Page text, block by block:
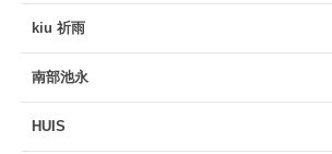
kiu 祈雨
南部池永
HUIS